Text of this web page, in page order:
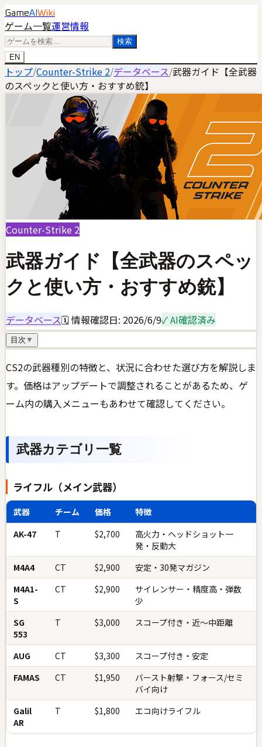
GameAI Wiki
ゲーム一覧運営情報
検索
EN
トップ/Counter-Strike 2/データベース/武器ガイド【全武器
のスペックと使い方・おすすめ銃】
Counter-Strike 2
武器ガイド【全武器のスペッ
クと使い方・おすすめ銃】
データベース🗓 情報確認日: 2026/6/9✓ AI確認済み
目次 ▼
CS2の武器種別の特徴と、状況に合わせた選び方を解説しま
す。価格はアップデートで調整されることがあるため、ゲ
ーム内の購入メニューもあわせて確認してください。
武器カテゴリ一覧
ライフル（メイン武器）
武器 チーム 価格
特徴
AK-47
T $2,700
高火力・ヘッドショット一
発・反動大
M4A4
CT $2,900
安定・30発マガジン
M4A1-
S
CT $2,900
サイレンサー・精度高・弾数
少
SG
553
T $3,000 スコープ付き・近〜中距離
AUG CT $3,300
スコープ付き・安定
FAMAS
CT $1,950
バースト射撃・フォース/セミ
バイ向け
Galil
AR
T $1,800 エコ向けライフル